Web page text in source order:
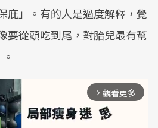
庇」。有的人是過度解釋，覺
要從頭吃到尾，對胎兒最有幫
arrow_forward_ios 觀看更多